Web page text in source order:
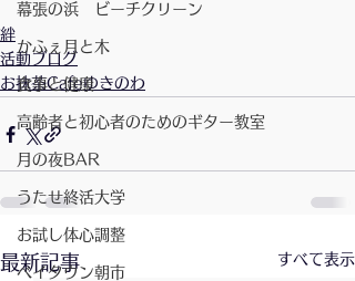
幕張の浜 ビーチクリーン
かふぇ月と木
食事と健康
高齢者と初心者のためのギター教室
月の夜BAR
うたせ終活大学
お試し体心調整
ベイタウン朝市
絆
活動ブログ
お抹茶Cafeゆきのわ
最新記事 すべて表示